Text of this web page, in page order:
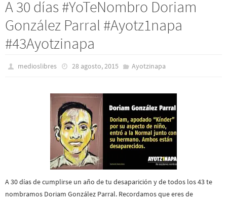
A 30 días #YoTeNombro Doriam
González Parral #Ayotz1napa
#43Ayotzinapa
medioslibres 28 agosto, 2015 Ayotzinapa
A 30 días de cumplirse un año de tu desaparición y de todos los 43 te
nombramos Doriam González Parral. Recordamos que eres de